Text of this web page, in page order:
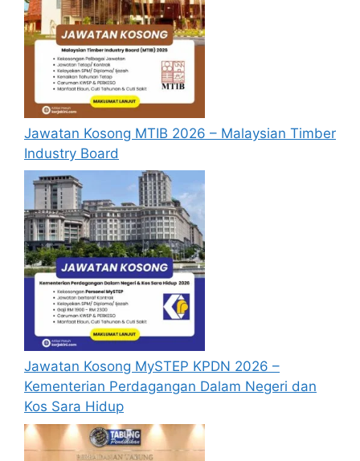
pertama, anda perlu mendaftar
akaun baru terlebih dahulu.
Calon dikehendaki memuat naik resume
yang lengkap (kelayakan akademik,
pengalaman kerja, gaji semasa dan gaji
yang dipohon, gambar berukuran
passport serta salinan sijil-sijil berkaitan)
semasa membuat permohonan.
Pemohon yang telah mendaftar dan
memohon jawatan yang disenaraikan
tidak perlu lagi memohon semula
sekiranya tempoh permohonan masih
sah.
Sebelum membuat permohonan sila
pastikan anda
login/register
mengisi segala maklumat yang diminta
dengan lengkap dan tepat.
Perlu diingatkan, hanya pemohon yang
layak sahaja akan dipanggil ke
temuduga. Sila lengkapkan dan
kemaskini maklumat anda yang telah
didaftarkan. Permohonan yang tidak
menerima sebarang jawapan selepas
Jawatan Kosong MTIB 2026 – Malaysian Timber
Industry Board
Jawatan Kosong MySTEP KPDN 2026 –
Kementerian Perdagangan Dalam Negeri dan
Kos Sara Hidup